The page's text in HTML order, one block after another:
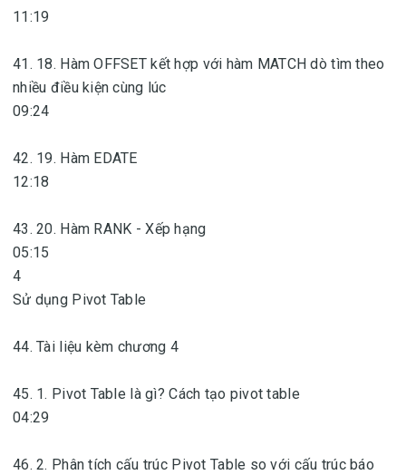
11:19
41. 18. Hàm OFFSET kết hợp với hàm MATCH dò tìm theo
nhiều điều kiện cùng lúc
09:24
42. 19. Hàm EDATE
12:18
43. 20. Hàm RANK - Xếp hạng
05:15
4
Sử dụng Pivot Table
44. Tài liệu kèm chương 4
45. 1. Pivot Table là gì? Cách tạo pivot table
04:29
46. 2. Phân tích cấu trúc Pivot Table so với cấu trúc báo